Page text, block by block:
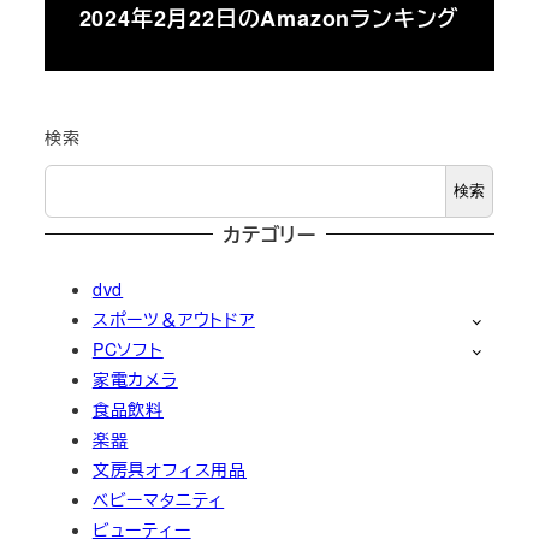
2024年2月22日のAmazonランキング
検索
検索
カテゴリー
dvd
スポーツ＆アウトドア
PCソフト
家電カメラ
食品飲料
楽器
文房具オフィス用品
ベビーマタニティ
ビューティー